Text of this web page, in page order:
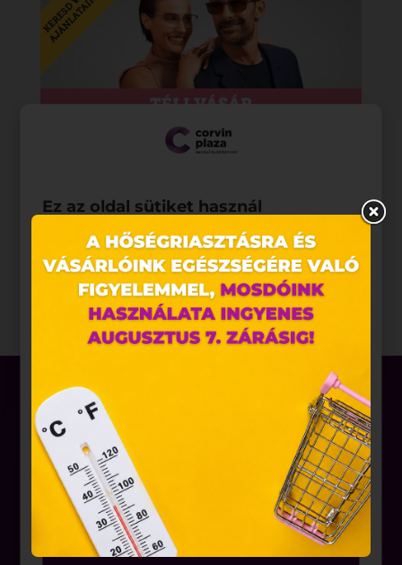
Aktualitások
Ez az oldal sütiket használ
Weboldalunkon „cookie"-kat (továbbiakban „süti")
alkalmazunk. Ezek olyan fájlok, melyek információt
tárolnak webes böngészőjében. Ehhez az Ön
hozzájárulása szükséges.
A „sütiket" az elektronikus hírközlésről szóló 2003.
összefüggő szolgáltatások egyes kérdéseiről szóló
2001. évi CVIII. törvény, valamint az Európai Unió
előírásainak megfelelően használjuk. Azon
weblapoknak, melyek az Európai Unió országain
belül működnek, a „sütik" használatához, és
ezeknek a felhasználó számítógépén vagy egyéb
eszközén történő tárolásához a felhasználók
hozzájárulását kell kérniük.